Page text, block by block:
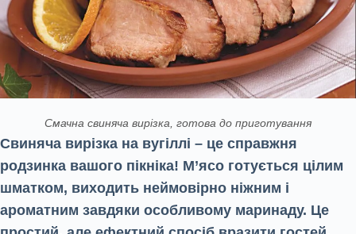
Смачна свиняча вирізка, готова до приготування
Свиняча вирізка на вугіллі – це справжня
родзинка вашого пікніка! М’ясо готується цілим
шматком, виходить неймовірно ніжним і
ароматним завдяки особливому маринаду. Це